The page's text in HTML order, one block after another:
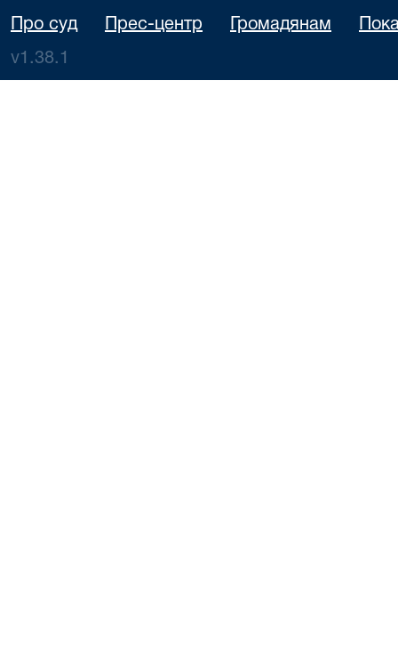
Про суд Прес-центр Громадянам
v1.38.1